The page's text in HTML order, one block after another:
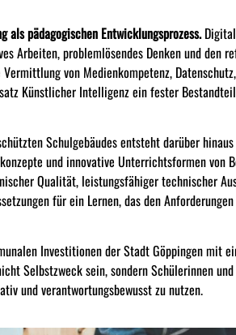
pädagogischen Entwicklungsprozess.
Arbeiten, problemlösendes Denken und den
von Medienkompetenz, Datenschutz,
Künstlicher Intelligenz ein fester
Schulgebäudes entsteht darüber
und innovative Unterrichtsformen von
Qualität, leistungsfähiger technischer
für ein Lernen, das den
Investitionen der Stadt Göppingen mit
Selbstzweck sein, sondern Schülerinnen
und verantwortungsbewusst zu nutzen.